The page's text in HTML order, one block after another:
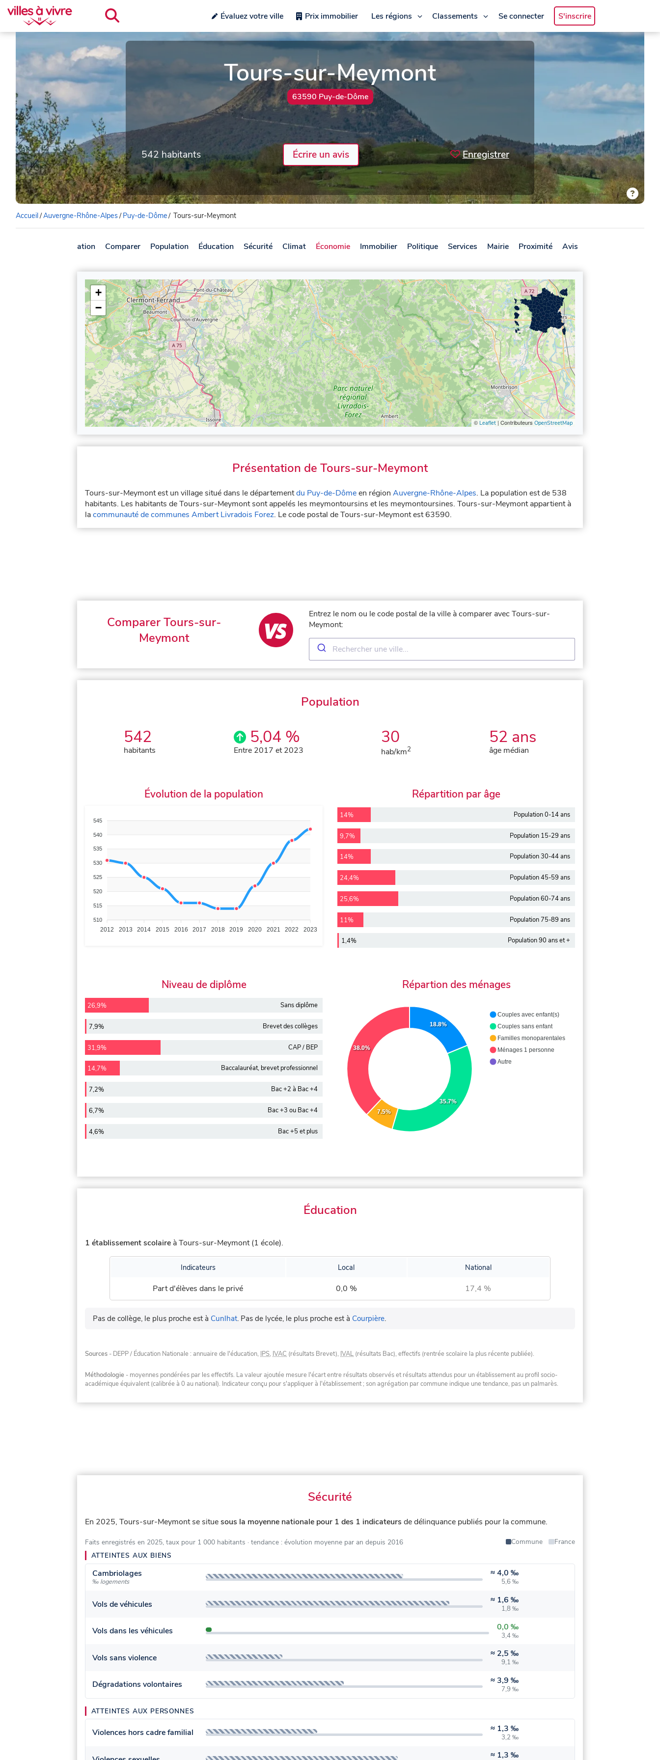
Évaluez votre ville Prix immobilier Les régions Classements Se connecter S'inscrire
Tours-sur-Meymont
63590 Puy-de-Dôme
542 habitants Écrire un avis Enregistrer
Accueil/Auvergne-Rhône-Alpes/ Puy-de-Dôme/ Tours-sur-Meymont
Présentation Comparer Population Éducation Sécurité Climat Économie Immobilier Politique Services Mairie Proximité Avis
+
−
© Leaflet | Contributeurs OpenStreetMap
Présentation de Tours-sur-Meymont
Tours-sur-Meymont est un village situé dans le départementdu Puy-de-Dômeen région Auvergne-Rhône-Alpes. La population est de 538
habitants. Les habitants de Tours-sur-Meymont sont appelés les meymontoursins et les meymontoursines. Tours-sur-Meymont appartient à
lacommunauté de communes Ambert Livradois Forez. Le code postal de Tours-sur-Meymont est 63590.
Comparer Tours-sur-
Meymont
Entrez le nom ou le code postal de la ville à comparer avec Tours-sur-
Meymont:
Population
542
habitants
5,04 %
Entre 2017 et 2023
30
hab/km2
52 ans
âge médian
Évolution de la population
545
540
535
530
525
520
515
510
2012 2013 2014 2015 2016 2017 2018 2019 2020 2021 2022 2023
Répartition par âge
14% Population 0-14 ans
9,7% Population 15-29 ans
14% Population 30-44 ans
24,4% Population 45-59 ans
25,6% Population 60-74 ans
11% Population 75-89 ans
1,4% Population 90 ans et +
Niveau de diplôme
26,9% Sans diplôme
7,9% Brevet des collèges
31,9% CAP / BEP
14,7% Baccalauréat, brevet professionnel
7,2% Bac +2 à Bac +4
6,7% Bac +3 ou Bac +4
4,6% Bac +5 et plus
Répartion des ménages
18.8%
35.7%
7.5%
38.0%
Couples avec enfant(s)
Couples sans enfant
Familles monoparentales
Ménages 1 personne
Autre
Éducation
1 établissement scolaire à Tours-sur-Meymont (1 école).
Indicateurs Local National
Part d'élèves dans le privé 0,0 % 17,4 %
Pas de collège, le plus proche est à Cunlhat. Pas de lycée, le plus proche est à Courpière.
Sources - DEPP / Éducation Nationale : annuaire de l'éducation, IPS, IVAC (résultats Brevet), IVAL (résultats Bac), effectifs (rentrée scolaire la plus récente publiée).
Méthodologie - moyennes pondérées par les effectifs. La valeur ajoutée mesure l'écart entre résultats observés et résultats attendus pour un établissement au profil socio-
académique équivalent (calibrée à 0 au national). Indicateur conçu pour s'appliquer à l'établissement ; son agrégation par commune indique une tendance, pas un palmarès.
Sécurité
En 2025, Tours-sur-Meymont se situesous la moyenne nationale pour 1 des 1 indicateurs de délinquance publiés pour la commune.
Faits enregistrés en 2025, taux pour 1 000 habitants · tendance : évolution moyenne par an depuis 2016 Commune
France
ATTEINTES AUX BIENS
Cambriolages
‰ logements
≈4,0 ‰
5,6 ‰
Vols de véhicules ≈ 1,6 ‰
1,8 ‰
Vols dans les véhicules 0,0 ‰
3,4 ‰
Vols sans violence ≈ 2,5 ‰
9,1 ‰
Dégradations volontaires ≈ 3,9 ‰
7,9 ‰
ATTEINTES AUX PERSONNES
Violences hors cadre familial ≈ 1,3 ‰
3,2 ‰
≈ 1,3 ‰